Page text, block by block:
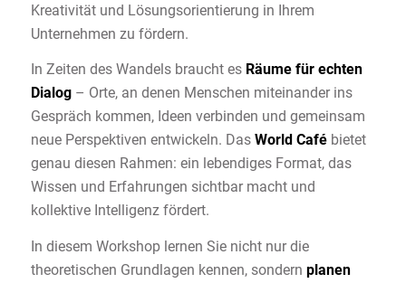
Kreativität und Lösungsorientierung in Ihrem
Unternehmen zu fördern.
In Zeiten des Wandels braucht es Räume für echten
Dialog– Orte, an denen Menschen miteinander ins
Gespräch kommen, Ideen verbinden und gemeinsam
neue Perspektiven entwickeln. Das World Cafébietet
genau diesen Rahmen: ein lebendiges Format, das
Wissen und Erfahrungen sichtbar macht und
kollektive Intelligenz fördert.
In diesem Workshop lernen Sie nicht nur die
theoretischen Grundlagen kennen, sondern planen